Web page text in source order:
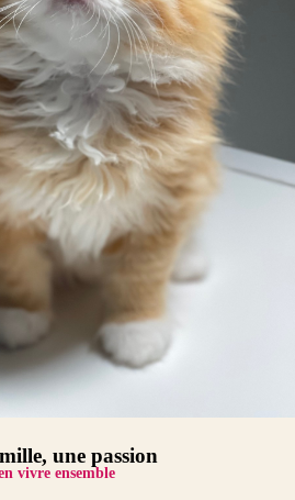
une passion
vivre ensemble